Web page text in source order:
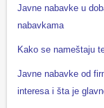
Javne nabavke u
nabavkama
Kako se nameštaju
Javne nabavke od
interesa i šta je